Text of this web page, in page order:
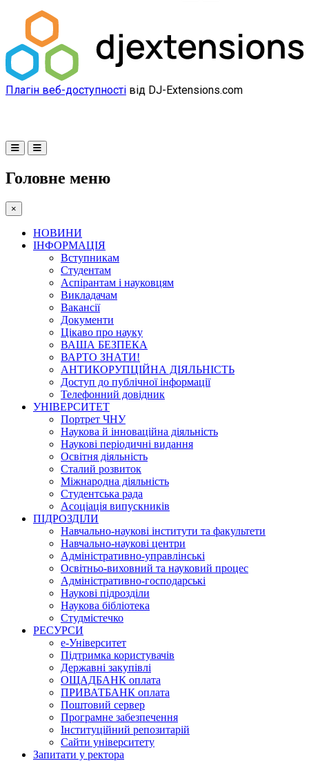
Плагін веб-доступності від DJ-Extensions.com
Головне меню
×
НОВИНИ
ІНФОРМАЦІЯ
Вступникам
Студентам
Аспірантам і науковцям
Викладачам
Вакансії
Документи
Цікаво про науку
ВАША БЕЗПЕКА
ВАРТО ЗНАТИ!
АНТИКОРУПЦІЙНА ДІЯЛЬНІСТЬ
Доступ до публічної інформації
Телефонний довідник
УНІВЕРСИТЕТ
Портрет ЧНУ
Наукова й інноваційна діяльність
Наукові періодичні видання
Освітня діяльність
Сталий розвиток
Міжнародна діяльність
Студентська рада
Асоціація випускників
ПІДРОЗДІЛИ
Навчально-наукові інститути та факультети
Навчально-наукові центри
Адміністративно-управлінські
Освітньо-виховний та науковий процес
Адміністративно-господарські
Наукові підрозділи
Наукова бібліотека
Студмістечко
РЕСУРСИ
е-Університет
Підтримка користувачів
Державні закупівлі
ОЩАДБАНК оплата
ПРИВАТБАНК оплата
Поштовий сервер
Програмне забезпечення
Інституційний репозитарій
Сайти університету
Запитати у ректора